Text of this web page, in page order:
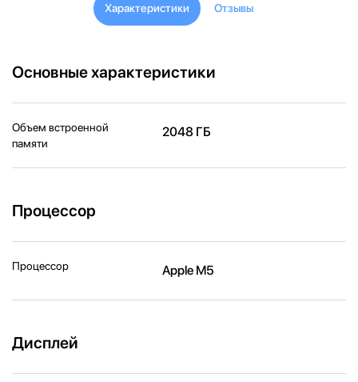
Характеристики Отзывы
Основные характеристики
Объем встроенной
памяти
2048 ГБ
Процессор
Процессор Apple M5
Дисплей